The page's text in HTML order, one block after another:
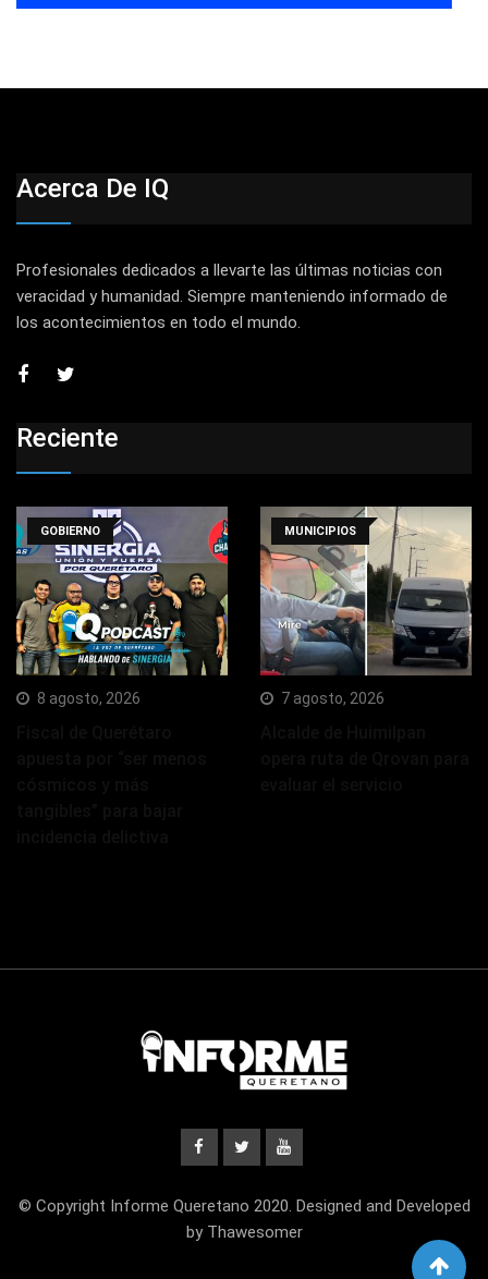
Acerca De IQ
Profesionales dedicados a llevarte las últimas noticias con
veracidad y humanidad. Siempre manteniendo informado de
los acontecimientos en todo el mundo.
Reciente
GOBIERNO
8 agosto, 2026
MUNICIPIOS
7 agosto, 2026
© Copyright Informe Queretano 2020. Designed and Developed
by Thawesomer